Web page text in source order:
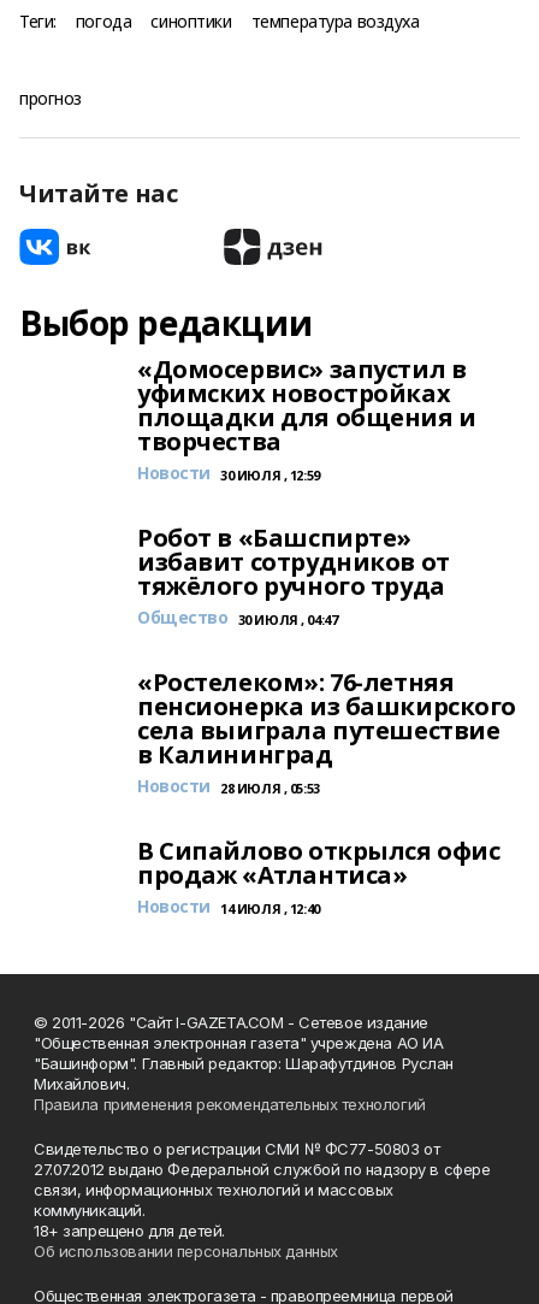
Теги: погода синоптики температура воздуха
прогноз
Читайте нас
Выбор редакции
«Домосервис» запустил в
уфимских новостройках
площадки для общения и
творчества
Новости 30 ИЮЛЯ , 12:59
Робот в «Башспирте»
избавит сотрудников от
тяжёлого ручного труда
Общество 30 ИЮЛЯ , 04:47
«Ростелеком»: 76-летняя
пенсионерка из башкирского
села выиграла путешествие
в Калининград
Новости 28 ИЮЛЯ , 05:53
В Сипайлово открылся офис
продаж «Атлантиса»
Новости 14 ИЮЛЯ , 12:40
© 2011-2026 "Сайт I-GAZETA.COM - Сетевое издание
"Общественная электронная газета" учреждена АО ИА
"Башинформ". Главный редактор: Шарафутдинов Руслан
Михайлович.
Правила применения рекомендательных технологий
Свидетельство о регистрации СМИ № ФС77-50803 от
27.07.2012 выдано Федеральной службой по надзору в сфере
связи, информационных технологий и массовых
коммуникаций.
18+ запрещено для детей.
Об использовании персональных данных
Общественная электрогазета - правопреемница первой